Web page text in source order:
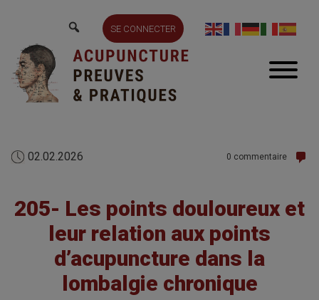
SE CONNECTER
02.02.2026 0 commentaire
205- Les points douloureux et
leur relation aux points
d’acupuncture dans la
lombalgie chronique